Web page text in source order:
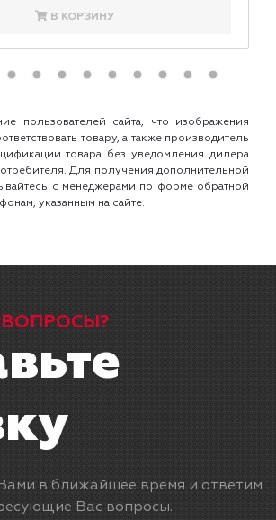
В КОРЗИНУ
пользователей сайта, что изображения
товару, а также производитель
товара без уведомления дилера
Для получения дополнительной
с менеджерами по форме обратной
указанным на сайте.
в ближайшее время и ответим
Вас вопросы.